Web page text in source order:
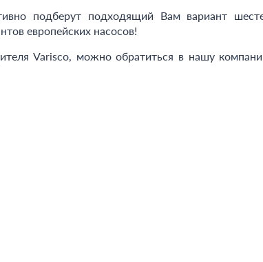
подберут подходящий Вам вариант
европейских насосов!
Varisco, можно обратиться в нашу